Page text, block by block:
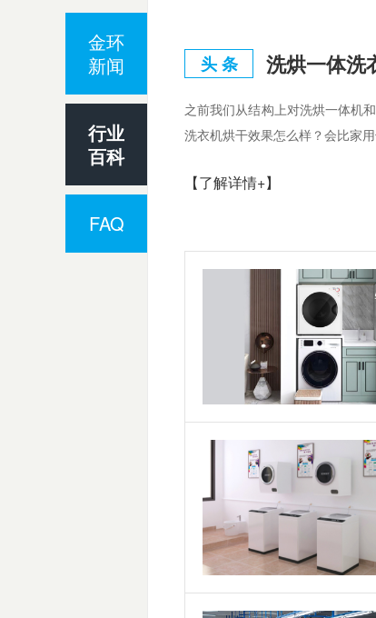
头 条
之前我们从结构上对洗烘一体机
洗衣机烘干效果怎么样？会比家
【了解详情+】
金环
新闻
行业
百科
FAQ